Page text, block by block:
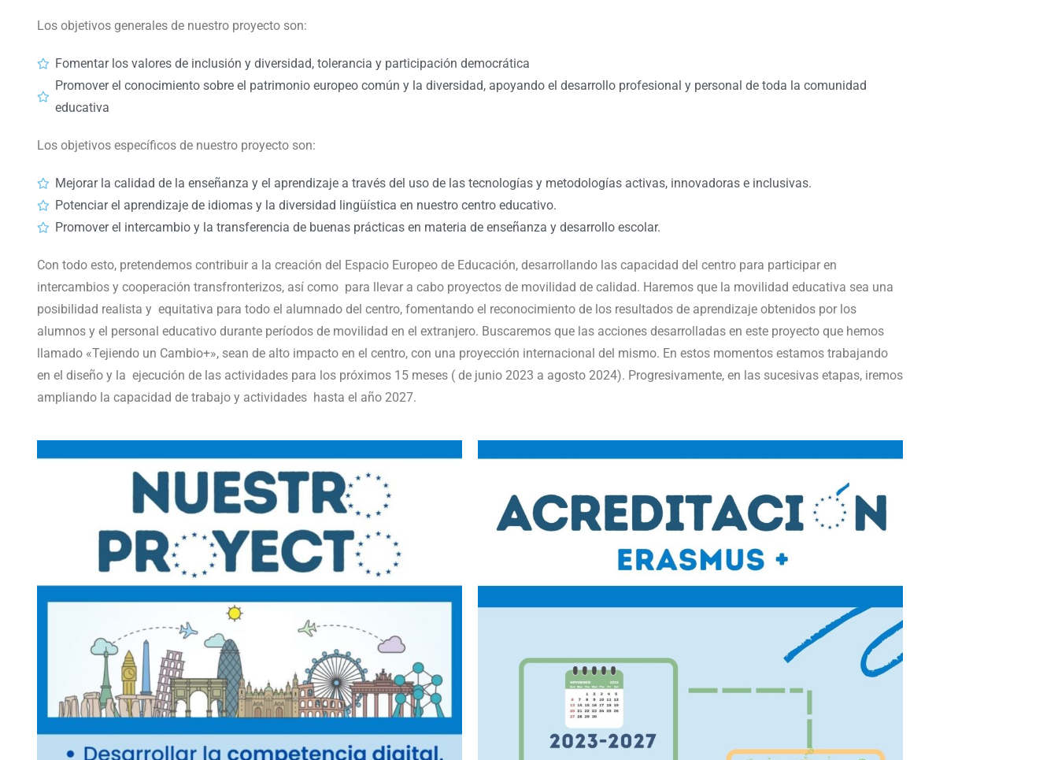
Los objetivos generales de nuestro proyecto son:
Fomentar los valores de inclusión y diversidad, tolerancia y participación democrática
Promover el conocimiento sobre el patrimonio europeo común y la diversidad, apoyando el desarrollo profesional y personal de toda la comunidad
educativa
Los objetivos específicos de nuestro proyecto son:
Mejorar la calidad de la enseñanza y el aprendizaje a través del uso de las tecnologías y metodologías activas, innovadoras e inclusivas.
Potenciar el aprendizaje de idiomas y la diversidad lingüística en nuestro centro educativo.
Promover el intercambio y la transferencia de buenas prácticas en materia de enseñanza y desarrollo escolar.
Con todo esto, pretendemos contribuir a la creación del Espacio Europeo de Educación, desarrollando las capacidad del centro para participar en
intercambios y cooperación transfronterizos, así como para llevar a cabo proyectos de movilidad de calidad. Haremos que la movilidad educativa sea una
posibilidad realista y equitativa para todo el alumnado del centro, fomentando el reconocimiento de los resultados de aprendizaje obtenidos por los
alumnos y el personal educativo durante períodos de movilidad en el extranjero. Buscaremos que las acciones desarrolladas en este proyecto que hemos
llamado «Tejiendo un Cambio+», sean de alto impacto en el centro, con una proyección internacional del mismo. En estos momentos estamos trabajando
en el diseño y la ejecución de las actividades para los próximos 15 meses ( de junio 2023 a agosto 2024). Progresivamente, en las sucesivas etapas, iremos
ampliando la capacidad de trabajo y actividades hasta el año 2027.